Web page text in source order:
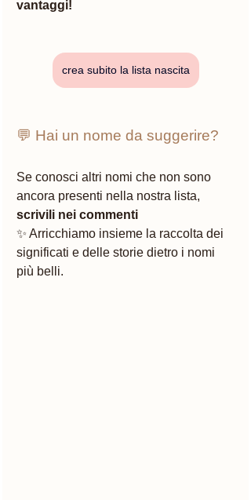
vantaggi!
crea subito la lista nascita
💬 Hai un nome da suggerire?
Se conosci altri nomi che non sono
ancora presenti nella nostra lista,
scrivili nei commenti
✨ Arricchiamo insieme la raccolta dei
significati e delle storie dietro i nomi
più belli.